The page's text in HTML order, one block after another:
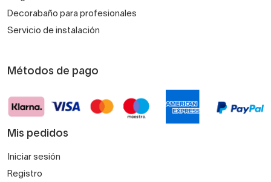
Decorabaño para profesionales
Servicio de instalación
Métodos de pago
Mis pedidos
Iniciar sesión
Registro